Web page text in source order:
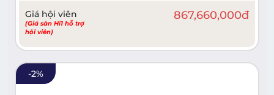
Giá hội viên
(Giá sàn Hi1 hỗ trợ
hội viên)
867,660,000đ
-2%